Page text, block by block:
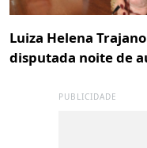
Luiza Helena
disputada noite de
PUBLICIDADE